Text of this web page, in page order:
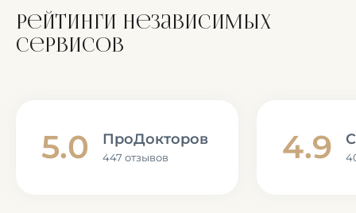
Рейтинги независимых
сервисов
5.0 ПроДокторов
447 отзывов 4.9